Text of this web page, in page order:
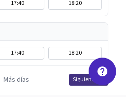
17:40 18:20
17:40 18:20
Más días Siguiente